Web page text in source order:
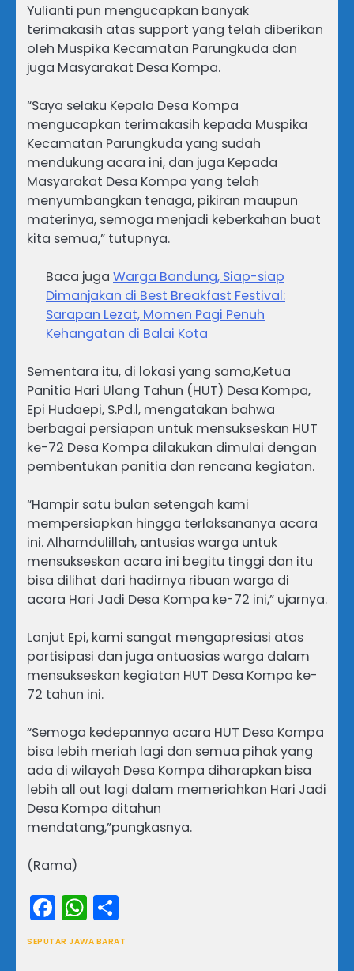
Yulianti pun mengucapkan banyak
terimakasih atas support yang telah diberikan
oleh Muspika Kecamatan Parungkuda dan
juga Masyarakat Desa Kompa.
“Saya selaku Kepala Desa Kompa
mengucapkan terimakasih kepada Muspika
Kecamatan Parungkuda yang sudah
mendukung acara ini, dan juga Kepada
Masyarakat Desa Kompa yang telah
menyumbangkan tenaga, pikiran maupun
materinya, semoga menjadi keberkahan buat
kita semua,” tutupnya.
Baca juga Warga Bandung, Siap-siap
Dimanjakan di Best Breakfast Festival:
Sarapan Lezat, Momen Pagi Penuh
Kehangatan di Balai Kota
Sementara itu, di lokasi yang sama,Ketua
Panitia Hari Ulang Tahun (HUT) Desa Kompa,
Epi Hudaepi, S.Pd.l, mengatakan bahwa
berbagai persiapan untuk mensukseskan HUT
ke-72 Desa Kompa dilakukan dimulai dengan
pembentukan panitia dan rencana kegiatan.
“Hampir satu bulan setengah kami
mempersiapkan hingga terlaksananya acara
ini. Alhamdulillah, antusias warga untuk
mensukseskan acara ini begitu tinggi dan itu
bisa dilihat dari hadirnya ribuan warga di
acara Hari Jadi Desa Kompa ke-72 ini,” ujarnya.
Lanjut Epi, kami sangat mengapresiasi atas
partisipasi dan juga antuasias warga dalam
mensukseskan kegiatan HUT Desa Kompa ke-
72 tahun ini.
“Semoga kedepannya acara HUT Desa Kompa
bisa lebih meriah lagi dan semua pihak yang
ada di wilayah Desa Kompa diharapkan bisa
lebih all out lagi dalam memeriahkan Hari Jadi
Desa Kompa ditahun
mendatang,”pungkasnya.
(Rama)
Facebook
WhatsApp
SEPUTAR JAWA BARAT